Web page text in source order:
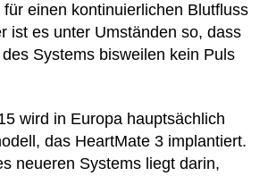
einen kontinuierlichen Blutfluss
ist es unter Umständen so, dass
Systems bisweilen kein Puls
wird in Europa hauptsächlich
das HeartMate 3 implantiert.
neueren Systems liegt darin,